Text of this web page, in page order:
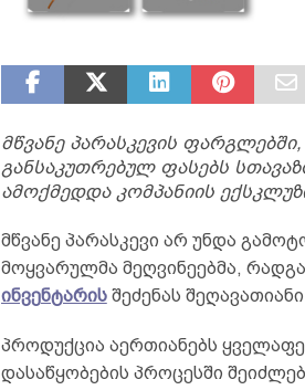
მწვანე პარასკევის
განსაკუთრებულ ფასებს
ამოქმედდა კომპანიის
მწვანე პარასკევი არ უნდა
მოყვარულმა მეღვინეებმა,
ინვენტარისშეძენას
პროდუქცია აერთიანებს
დასაწყობების პროცესში